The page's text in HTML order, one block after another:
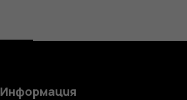
Информация